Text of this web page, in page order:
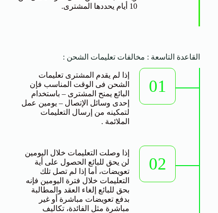
10 أيام يحددها المشترى.
القاعدة التاسعة : مخالفات تعليمات الشحن :
01
إذا لم يقدم المشترى تعليمات
الشحن فى الوقت المناسب فإن
البائع يمنح المشترى – باستخدام
إحدى وسائل الإتصال – يومين عمل
لتمكينه من إرسال التعليمات
الملائمة .
02
إذا وصلت التعليمات خلال اليومين
لن يحق للبائع الحصول على أية
تعويضات، أما إذا لم تصل تلك
التعليمات خلال فترة اليومين فإنه
بحق للبائع إلغاء العقد والمطالبة
بدفع تعويضات مباشرة أو غير
مباشرة مثل الفائدة، تكاليف